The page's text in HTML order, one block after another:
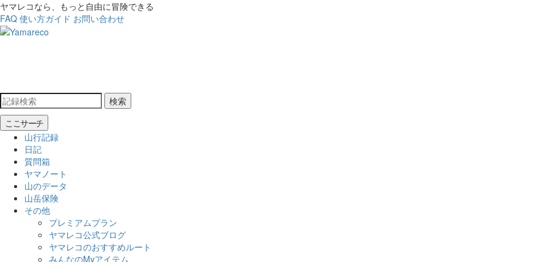
ヤマレコなら、もっと自由に冒険できる
FAQ 使い方ガイド お問い合わせ
検索
ここサーチ
山行記録
日記
質問箱
ヤマノート
山のデータ
山岳保険
その他
プレミアムプラン
ヤマレコ公式ブログ
ヤマレコのおすすめルート
みんなのMyアイテム